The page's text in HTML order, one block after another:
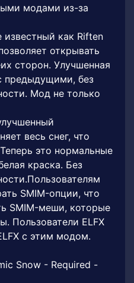
модами из-за
как Riften
открывать
сторон. Улучшенная
предыдущими, без
Мод не только
весь снег, что
это нормальные
краска. Без
SMIM-опции, что
SMIM-меши, которые
Пользователи ELFX
с этим модом.
Snow - Required -